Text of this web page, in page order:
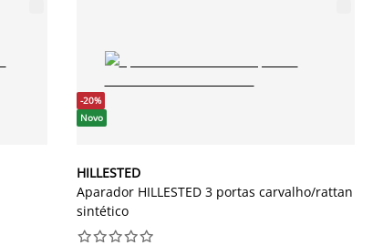
-20%
Novo
HILLESTED
Aparador HILLESTED 3 portas carvalho/rattan
sintético





